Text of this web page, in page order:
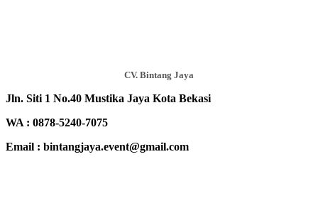
CV. Bintang Jaya
Jln. Siti 1 No.40 Mustika Jaya Kota Bekasi
WA : 0878-5240-7075
Email : bintangjaya.event@gmail.com